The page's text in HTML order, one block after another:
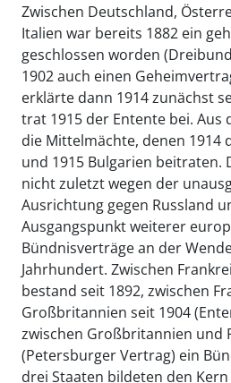
Zwischen Deutschland,
Italien war bereits 1882 ein
geschlossen worden
1902 auch einen
erklärte dann 1914 zunächst
trat 1915 der Entente bei.
die Mittelmächte, denen 1914
und 1915 Bulgarien beitraten.
nicht zuletzt wegen der
Ausrichtung gegen Russland
Ausgangspunkt weiterer
Bündnisverträge an der
Jahrhundert. Zwischen
bestand seit 1892, zwischen
Großbritannien seit 1904
zwischen Großbritannien und
(Petersburger Vertrag) ein
drei Staaten bildeten den